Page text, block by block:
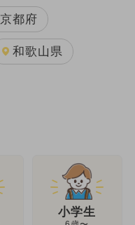
京都府
和歌山県
小学生